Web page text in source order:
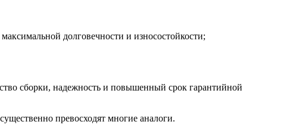
долговечности и износостойкости;
сборки, надежность и повышенный срок гарантийной
превосходят многие аналоги.